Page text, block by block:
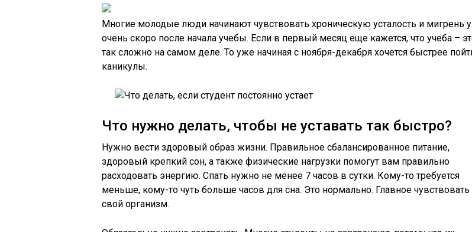
Многие молодые люди начинают чувствовать хроническую усталость и мигрень
очень скоро после начала учебы. Если в первый месяц еще кажется, что учеба –
так сложно на самом деле. То уже начиная с ноября-декабря хочется быстрее
каникулы.
Что нужно делать, чтобы не уставать так быстро?
Нужно вести здоровый образ жизни. Правильное сбалансированное питание,
здоровый крепкий сон, а также физические нагрузки помогут вам правильно
расходовать энергию. Спать нужно не менее 7 часов в сутки. Кому-то требуется
меньше, кому-то чуть больше часов для сна. Это нормально. Главное чувствовать
свой организм.